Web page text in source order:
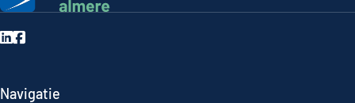
Navigatie